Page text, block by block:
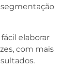
elaborar
com mais